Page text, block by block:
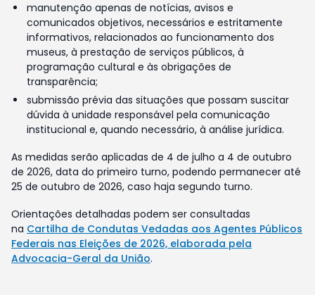
manutenção apenas de notícias, avisos e
comunicados objetivos, necessários e estritamente
informativos, relacionados ao funcionamento dos
museus, à prestação de serviços públicos, à
programação cultural e às obrigações de
transparência;
submissão prévia das situações que possam suscitar
dúvida à unidade responsável pela comunicação
institucional e, quando necessário, à análise jurídica.
As medidas serão aplicadas de 4 de julho a 4 de outubro
de 2026, data do primeiro turno, podendo permanecer até
25 de outubro de 2026, caso haja segundo turno.
Orientações detalhadas podem ser consultadas
na Cartilha de Condutas Vedadas aos Agentes Públicos
Federais nas Eleições de 2026, elaborada pela
Advocacia-Geral da União.